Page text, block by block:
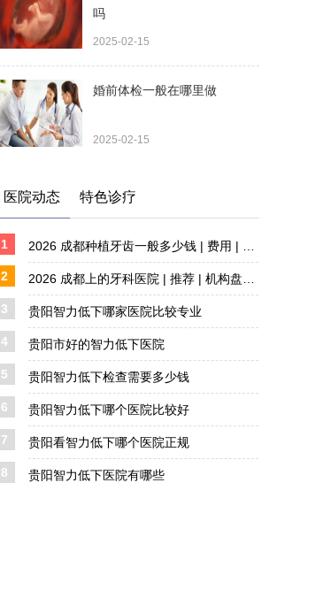
吗
2025-02-15
婚前体检一般在哪里做
2025-02-15
医院动态 特色诊疗
1
2
3 贵阳智力低下哪家医院比较专业
4 贵阳市好的智力低下医院
5 贵阳智力低下检查需要多少钱
6 贵阳智力低下哪个医院比较好
7 贵阳看智力低下哪个医院正规
8 贵阳智力低下医院有哪些